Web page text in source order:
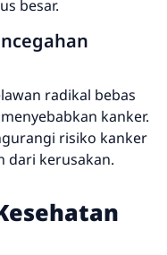
besar.
radikal bebas
kanker.
risiko kanker
dari kerusakan.